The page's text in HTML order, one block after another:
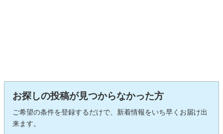
お探しの投稿が見つからなかった方
ご希望の条件を登録するだけで、新着情報をいち早くお届け出
来ます。